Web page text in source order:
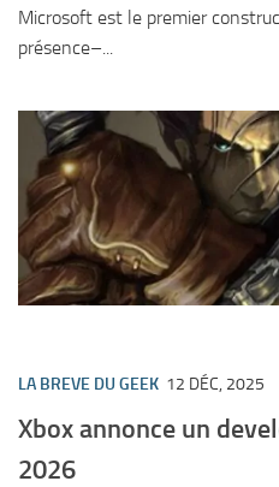
Microsoft est le premier
présence–...
LA BREVE DU GEEK 12 DÉC, 2025
Xbox annonce un
2026